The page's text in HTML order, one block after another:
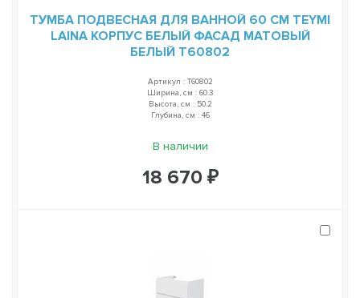
ТУМБА ПОДВЕСНАЯ ДЛЯ ВАННОЙ 60 СМ TEYMI
LAINA КОРПУС БЕЛЫЙ ФАСАД МАТОВЫЙ
БЕЛЫЙ T60802
Артикул : T60802
Ширина, см : 60.3
Высота, см : 50.2
Глубина, см : 46
В наличии
18 670 ₽